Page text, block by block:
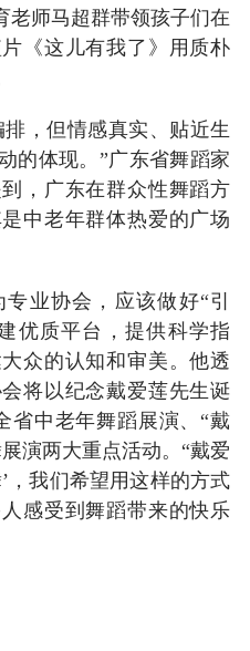
老师马超群带领孩子们在
《这儿有我了》用质朴
，但情感真实、贴近生
的体现。”广东省舞蹈家
，广东在群众性舞蹈方
中老年群体热爱的广场
业协会，应该做好“引
优质平台，提供科学指
众的认知和审美。他透
将以纪念戴爱莲先生诞
省中老年舞蹈展演、“戴
演两大重点活动。“戴爱
，我们希望用这样的方式
感受到舞蹈带来的快乐